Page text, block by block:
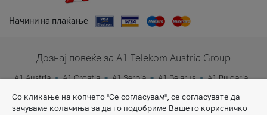
Начини на плаќање
Дознај повеќе за A1 Telekom Austria Group
A1 Austria A1 Croatia A1 Serbia A1 Belarus
A1 Bulgaria
A1 Slovenia
A1 Digital
Со кликање на копчето "Се согласувам", се согласувате да
зачуваме колачиња за да го подобриме Вашето корисничко